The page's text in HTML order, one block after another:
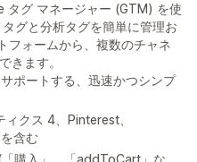
タグ マネージャー (GTM) を使
グと分析タグを簡単に管理お
フォームから、複数のチャネ
きます。
ポートする、迅速かつシンプ
クス 4、Pinterest、
含む